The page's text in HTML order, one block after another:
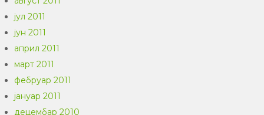
јул 2011
јун 2011
април 2011
март 2011
фебруар 2011
јануар 2011
децембар 2010